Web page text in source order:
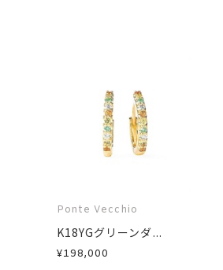
Ponte Vecchio
K18YGグリーンダ...
¥198,000